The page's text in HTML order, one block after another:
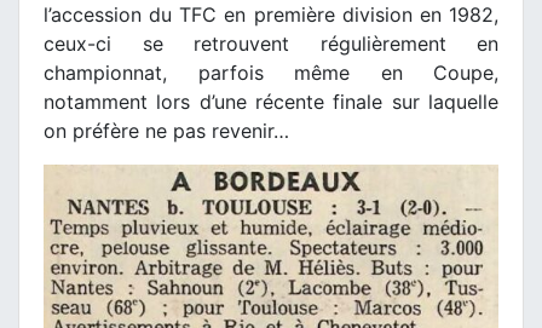
l’accession du TFC en première division en 1982,
ceux-ci se retrouvent régulièrement en
championnat, parfois même en Coupe,
notamment lors d’une récente finale sur laquelle
on préfère ne pas revenir…